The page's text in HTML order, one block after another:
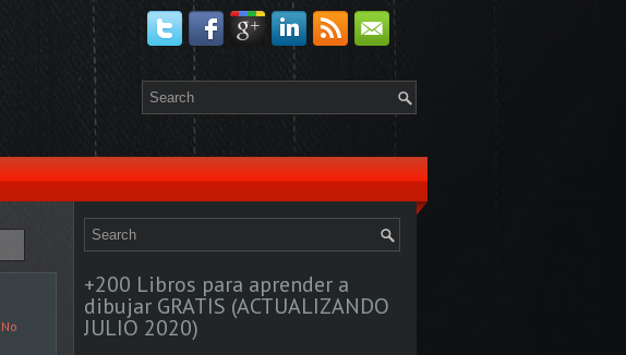
No
+200 Libros para aprender a
dibujar GRATIS (ACTUALIZANDO
JULIO 2020)